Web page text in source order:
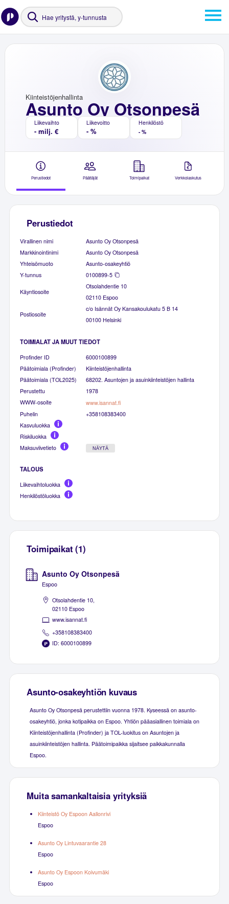
Asunto Oy Otsonpesä
Kiinteistöjenhallinta
Liikevaihto
- milj. €
Liikevoitto
- %
Henkilöstö
- %
Perustiedot Päättäjät Toimipaikat Verkkolaskutus
Perustiedot
Virallinen nimi
Asunto Oy Otsonpesä
Markkinointinimi
Asunto Oy Otsonpesä
Yhteisömuoto
Asunto-osakeyhtiö
Y-tunnus
0100899-5
Käyntiosoite
Otsolahdentie 10
02110 Espoo
Postiosoite
c/o Isännät Oy Kansakoulukatu 5 B 14
00100 Helsinki
TOIMIALAT JA MUUT TIEDOT
Profinder ID
6000100899
Päätoimiala (Profinder)
Kiinteistöjenhallinta
Päätoimiala (TOL2025)
68202. Asuntojen ja asuinkiinteistöjen hallinta
Perustettu
1978
WWW-osoite
www.isannat.fi
Puhelin
+358108383400
Kasvuluokka
Riskiluokka
Maksuviivetieto
NÄYTÄ
TALOUS
Liikevaihtoluokka
Henkilöstöluokka
Toimipaikat (1)
Asunto Oy Otsonpesä
Espoo
Otsolahdentie 10,
02110 Espoo
www.isannat.fi
+358108383400
ID: 6000100899
Asunto-osakeyhtiön kuvaus
Asunto Oy Otsonpesä perustettiin vuonna 1978. Kyseessä on asunto-
osakeyhtiö, jonka kotipaikka on Espoo. Yhtiön pääasiallinen toimiala on
Kiinteistöjenhallinta (Profinder) ja TOL-luokitus on Asuntojen ja
asuinkiinteistöjen hallinta. Päätoimipaikka sijaitsee paikkakunnalla
Espoo.
Muita samankaltaisia yrityksiä
Kiinteistö Oy Espoon Aallonrivi
Espoo
Asunto Oy Lintuvaarantie 28
Espoo
Asunto Oy Espoon Koivumäki
Espoo